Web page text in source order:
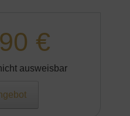
€
ausweisbar